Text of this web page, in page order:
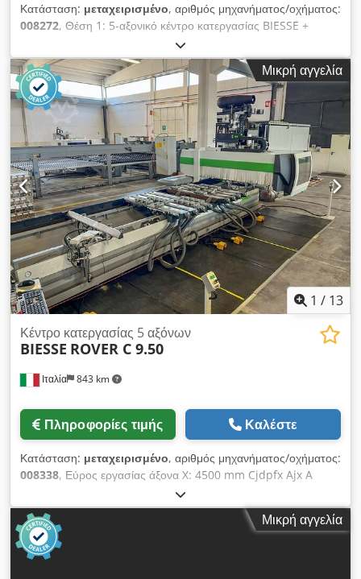
Κατάσταση: μεταχειρισμένο, αριθμός μηχανήματος/οχήματος:
008272, Θέση 1: 5-αξονικό κέντρο κατεργασίας BIESSE +
KUKA-ROVER A + KR210 R3100 Codpex A Tfvjfx Akworf Θέση
2: Ρομπότ BIESSE + KUKA-ROVER A + KR210 R3100
Μικρή αγγελία
1 / 13
Ιταλία 843 km
Κέντρο κατεργασίας 5 αξόνων
BIESSE ROVER C 9.50
Πληροφορίες τιμής Καλέστε
Κατάσταση: μεταχειρισμένο, αριθμός μηχανήματος/οχήματος:
008338, Εύρος εργασίας άξονα X: 4500 mm Cjdpfx Ajx A
Tkxokworf Εύρος εργασίας άξονα Y: 1935 mm Επίπεδο
εργασίας: Με βάσεις συγκράτησης με κενό αέρα Ισχύς κύριου
άξονα: 15 KW Αριθμός ελεγχόμενων αξόνων: 5 άξονες Αριθμός
αξόνων τρυπανιού: 41 Αριθμός θέσεων εργαλείων: 37
Μικρή αγγελία